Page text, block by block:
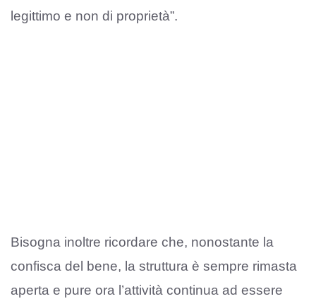
legittimo e non di proprietà”.
Bisogna inoltre ricordare che, nonostante la
confisca del bene, la struttura è sempre rimasta
aperta e pure ora l’attività continua ad essere